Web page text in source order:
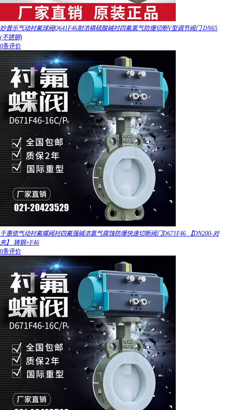
妙普乐气动衬氟球阀Q641F46耐浓磷硫酸碱衬四氟氯气防爆切断V型调节阀门 DN65
(不锈钢)
0条评价
千惠侬气动衬氟蝶阀衬四氟强碱浓氯气腐蚀防爆快速切断阀门D671F46 【DN200-对
夹】 铸钢+F46
0条评价